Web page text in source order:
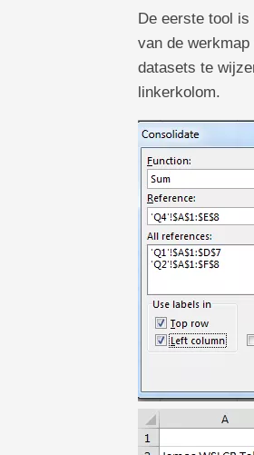
De eerste tool is
van de
datasets te
linkerkolom.